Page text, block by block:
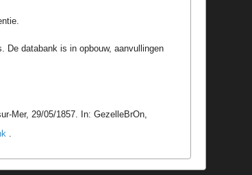
De databank is in opbouw, aanvullingen
Mer, 29/05/1857. In: GezelleBrOn,
.